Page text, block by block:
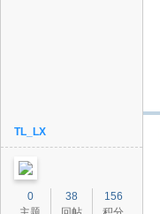
TL_LX
0
38
156